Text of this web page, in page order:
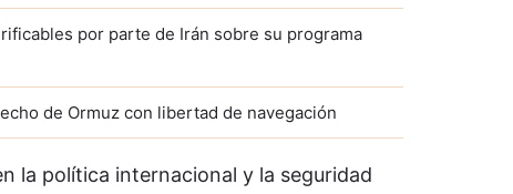
por parte de Irán sobre su programa
de Ormuz con libertad de navegación
la política internacional y la seguridad